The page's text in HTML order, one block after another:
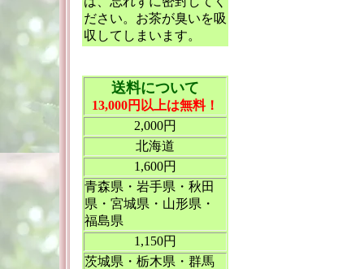
ださい。お茶が臭いを吸
収してしまいます。
送料について
13,000円以上は無料！
2,000円
北海道
1,600円
青森県・岩手県・秋田
県・宮城県・山形県・
福島県
1,150円
茨城県・栃木県・群馬